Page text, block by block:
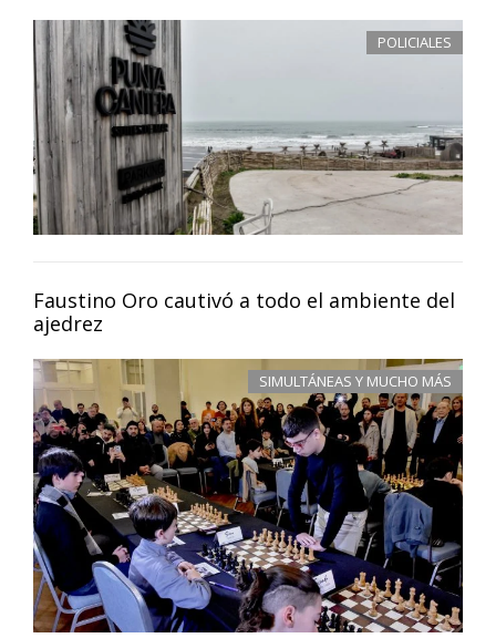
POLICIALES
Faustino Oro cautivó a todo el ambiente del
ajedrez
SIMULTÁNEAS Y MUCHO MÁS